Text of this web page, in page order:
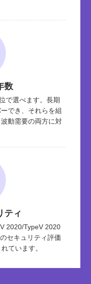
数
で選べます。長期
でき、それらを組
動需要の両方に対
ティ
2020/TypeV 2020
セキュリティ評価
ています。